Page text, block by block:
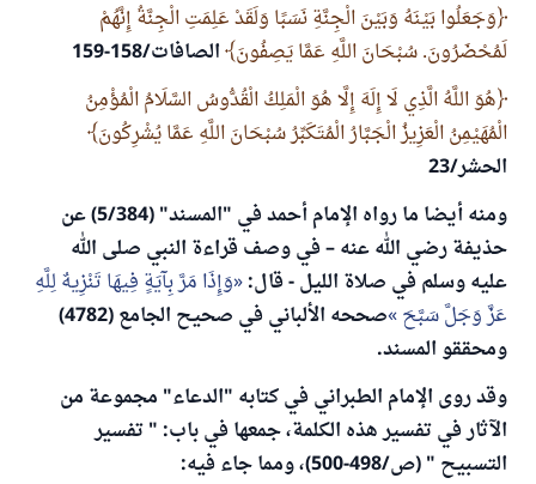
وَجَعَلُوا بَيْنَهُ وَبَيْنَ الْجِنَّةِ نَسَبًا وَلَقَدْ عَلِمَتِ الْجِنَّةُ إِنَّهُمْ
لَمُحْضَرُونَ. سُبْحَانَ اللَّهِ عَمَّا يَصِفُونَ الصافات/158-159
هُوَ اللَّهُ الَّذِي لَا إِلَهَ إِلَّا هُوَ الْمَلِكُ الْقُدُّوسُ السَّلَامُ الْمُؤْمِنُ
الْمُهَيْمِنُ الْعَزِيزُ الْجَبَّارُ الْمُتَكَبِّرُ سُبْحَانَ اللَّهِ عَمَّا يُشْرِكُونَ
الحشر/23
ومنه أيضا ما رواه الإمام أحمد في "المسند" (5/384) عن
حذيفة رضي الله عنه – في وصف قراءة النبي صلى الله
عليه وسلم في صلاة الليل - قال: وَإِذَا مَرَّ بِآيَةٍ فِيهَا تَنْزِيهٌ لِلَّهِ
عَزَّ وَجَلَّ سَبَّحَ
صححه الألباني في صحيح الجامع (4782)
ومحققو المسند.
وقد روى الإمام الطبراني في كتابه "الدعاء" مجموعة من
الآثار في تفسير هذه الكلمة، جمعها في باب: " تفسير
التسبيح " (ص/498-500)، ومما جاء فيه: